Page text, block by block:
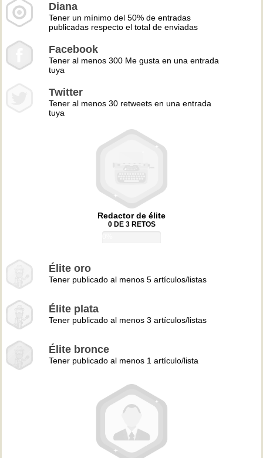
Diana
Tener un mínimo del 50% de entradas
publicadas respecto el total de enviadas
Facebook
Tener al menos 300 Me gusta en una entrada
tuya
Twitter
Tener al menos 30 retweets en una entrada
tuya
Redactor de élite
0 DE 3 RETOS
Élite oro
Tener publicado al menos 5 artículos/listas
Élite plata
Tener publicado al menos 3 artículos/listas
Élite bronce
Tener publicado al menos 1 artículo/lista